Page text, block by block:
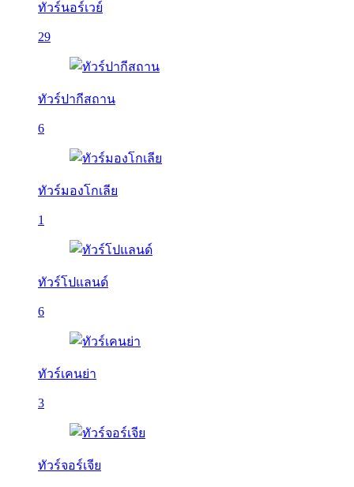
ทัวร์นอร์เวย์
29
ทัวร์ปากีสถาน
6
ทัวร์มองโกเลีย
1
ทัวร์โปแลนด์
6
ทัวร์เคนย่า
3
ทัวร์จอร์เจีย